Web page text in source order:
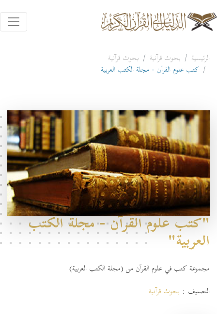
الرئيسية بحوث قرآنية
بحوث قرآنية
كتب علوم القرآن - مجلة الكتب العربية
"كتب علوم القرآن - مجلة الكتب
العربية"
مجموعة كتب في علوم القرآن من (مجلة الكتب العربية)
التصنيف : بحوث قرآنية